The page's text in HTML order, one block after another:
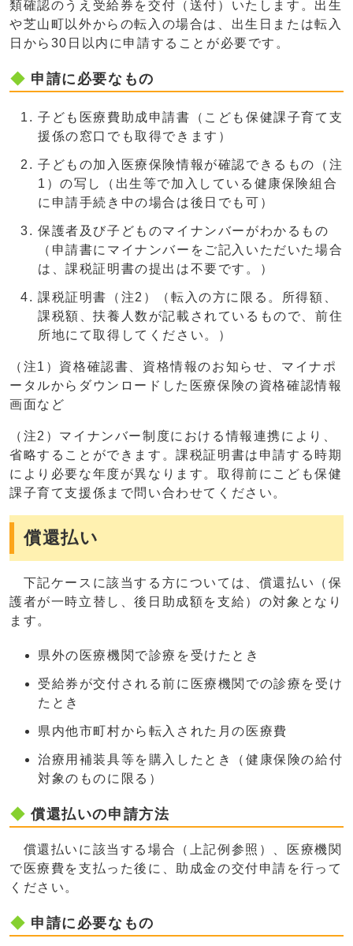
類確認のうえ受給券を交付（送付）いたします。出生
や芝山町以外からの転入の場合は、出生日または転入
日から30日以内に申請することが必要です。
申請に必要なもの
子ども医療費助成申請書（こども保健課子育て支
援係の窓口でも取得できます）
子どもの加入医療保険情報が確認できるもの（注
1）の写し（出生等で加入している健康保険組合
に申請手続き中の場合は後日でも可）
保護者及び子どものマイナンバーがわかるもの
（申請書にマイナンバーをご記入いただいた場合
は、課税証明書の提出は不要です。）
課税証明書（注2）（転入の方に限る。所得額、
課税額、扶養人数が記載されているもので、前住
所地にて取得してください。）
（注1）資格確認書、資格情報のお知らせ、マイナポ
ータルからダウンロードした医療保険の資格確認情報
画面など
（注2）マイナンバー制度における情報連携により、
省略することができます。課税証明書は申請する時期
により必要な年度が異なります。取得前にこども保健
課子育て支援係まで問い合わせてください。
償還払い
下記ケースに該当する方については、償還払い（保
護者が一時立替し、後日助成額を支給）の対象となり
ます。
県外の医療機関で診療を受けたとき
受給券が交付される前に医療機関での診療を受け
たとき
県内他市町村から転入された月の医療費
治療用補装具等を購入したとき（健康保険の給付
対象のものに限る）
償還払いの申請方法
償還払いに該当する場合（上記例参照）、医療機関
で医療費を支払った後に、助成金の交付申請を行って
ください。
申請に必要なもの